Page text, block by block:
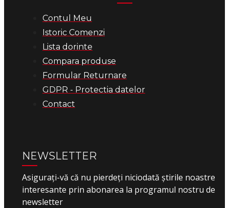
Contul Meu
Istoric Comenzi
Lista dorinte
Compara produse
Formular Returnare
GDPR - Protectia datelor
Contact
NEWSLETTER
Asigurați-vă că nu pierdeți niciodată știrile noastre
interesante prin abonarea la programul nostru de
newsletter